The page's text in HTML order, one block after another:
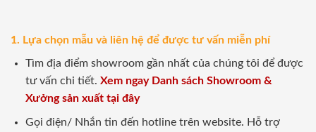
1. Lựa chọn mẫu và liên hệ để được tư vấn miễn phí
Tìm địa điểm showroom gần nhất của chúng tôi để được
tư vấn chi tiết. Xem ngay Danh sách Showroom &
Xưởng sản xuất tại đây
Gọi điện/ Nhắn tin đến hotline trên website. Hỗ trợ